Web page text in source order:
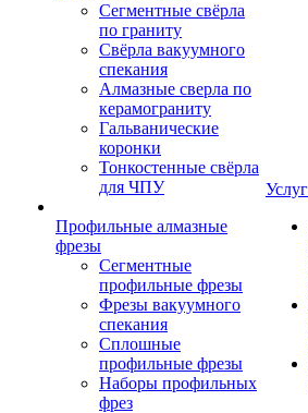
Сегментные свёрла
по граниту
Свёрла вакуумного
спекания
Алмазные сверла по
керамограниту
Гальванические
коронки
Тонкостенные свёрла
для ЧПУ
Профильные алмазные
фрезы
Сегментные
профильные фрезы
Фрезы вакуумного
спекания
Сплошные
профильные фрезы
Наборы профильных
фрез